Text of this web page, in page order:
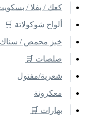
كعك / بفلا /
ألواح شوكولاتة 🛒
خبز محمص /
صلصات 🛒
شعرية/مفتول
معكرونة
بهارات 🛒